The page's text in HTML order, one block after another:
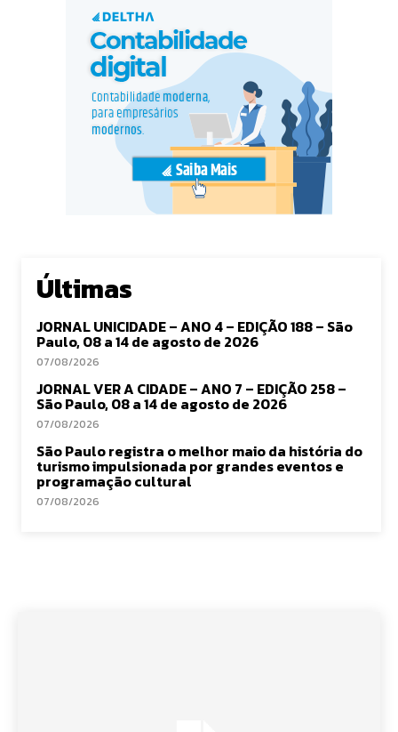
Últimas
JORNAL UNICIDADE – ANO 4 – EDIÇÃO 188 – São
Paulo, 08 a 14 de agosto de 2026
07/08/2026
JORNAL VER A CIDADE – ANO 7 – EDIÇÃO 258 –
São Paulo, 08 a 14 de agosto de 2026
07/08/2026
São Paulo registra o melhor maio da história do
turismo impulsionada por grandes eventos e
programação cultural
07/08/2026